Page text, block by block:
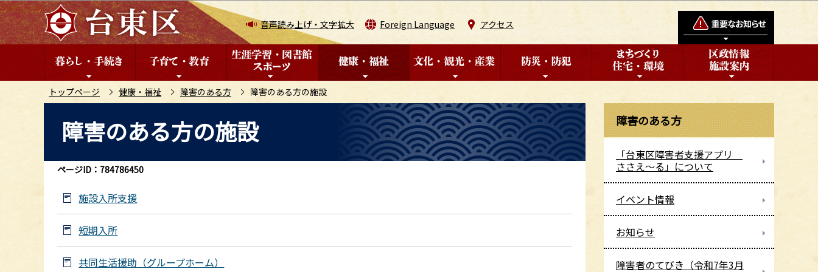
こ
の
ペ
音声読み上げ・文字拡大 Foreign Language アクセス
トップページ 健康・福祉 障害のある方 障害のある方の施設
こ
障害のある方の施設
ページID：784786450
施設入所支援
短期入所
共同生活援助（グループホーム）
障害のある方
「台東区障害者支援アプリ
ささえ～る」について
イベント情報
お知らせ
障害者のてびき（令和7年3月